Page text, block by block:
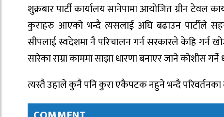
शुक्रबार पार्टी कार्यालय सानेपामा आयोजित ग्रीन टेवल
कुराहरु आएको भन्दै त्यसलाई अघि बढाउन पार्टीले
सीपलाई स्वदेशमा नै परिचालन गर्न सरकारले केहि गर्न
सारेका राम्रा काममा साझा धारणा बनाएर जाने कोशीस गर्ने
त्यस्तै उहाले कुनै पनि कुरा एकैपटक नहुने भन्दै परिवर्तनका